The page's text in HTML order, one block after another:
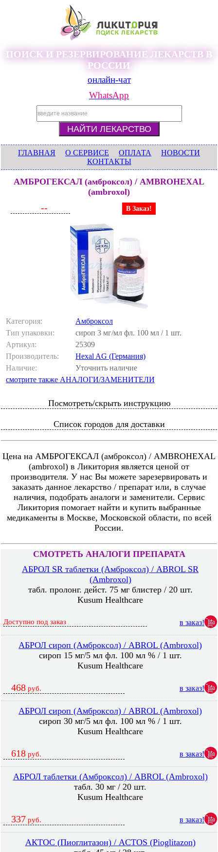
ПОИСК И РЕЗЕРВИРОВАНИЕ ЛЕКАРСТВ В
РОССИИ
онлайн-чат
WhatsApp
ГЛАВНАЯ О СЕРВИСЕ ОПЛАТА
НОВОСТИ
КОНТАКТЫ
АМБРОГЕКСАЛ (амброксол) / AMBROHEXAL
(ambroxol)
-- В Заказ!
Категория:
Амброксол
Тип упаковки:
сироп 3 мг/мл фл. 100 мл / 1 шт.
Артикул:
25309
Производитель:
Hexal AG (Германия)
Наличие:
Уточнить наличие
смотрите также АНАЛОГИ/ЗАМЕНИТЕЛИ
Посмотреть/скрыть инструкцию
Список городов для доставки
Цена на АМБРОГЕКСАЛ (амброксол) / AMBROHEXAL
(ambroxol) в Ликитория является ценой от
производителя. У нас Вы можете зарезервировать и
заказать данное лекарство / препарат или, в случае
наличия, подобрать аналоги и заменители. Сервис
Ликитория помогает найти и купить выбранные
медикаменты в Москве, Московской области, по всей
России.
СМОТРЕТЬ АНАЛОГИ ПРЕПАРАТА
АБРОЛ SR таблетки (Амброксол) / ABROL SR
(Ambroxol)
табл. пролонг. дейст. 75 мг блистер / 20 шт.
Kusum Healthcare
Доступно под заказ в заказ!
АБРОЛ сироп (Амброксол) / ABROL (Ambroxol)
сироп 15 мг/5 мл фл. 100 мл % / 1 шт.
Kusum Healthcare
468 руб. в заказ!
АБРОЛ сироп (Амброксол) / ABROL (Ambroxol)
сироп 30 мг/5 мл фл. 100 мл % / 1 шт.
Kusum Healthcare
618 руб. в заказ!
АБРОЛ таблетки (Амброксол) / ABROL (Ambroxol)
табл. 30 мг / 20 шт.
Kusum Healthcare
337 руб. в заказ!
АКТОС (Пиоглитазон) / ACTOS (Pioglitazon)